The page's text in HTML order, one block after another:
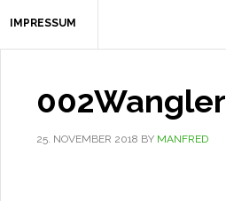
IMPRESSUM
002Wangler
25. NOVEMBER 2018 BY MANFRED